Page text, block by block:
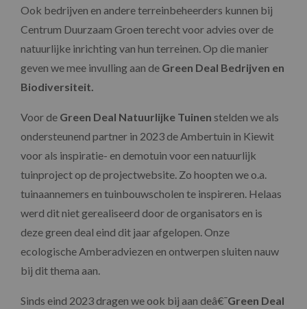
Ook bedrijven en andere terreinbeheerders kunnen bij
Centrum Duurzaam Groen terecht voor advies over de
natuurlijke inrichting van hun terreinen. Op die manier
geven we mee invulling aan de Green Deal Bedrijven en
Biodiversiteit.
Voor de Green Deal Natuurlijke Tuinen stelden we als
ondersteunend partner in 2023 de Ambertuin in Kiewit
voor als inspiratie- en demotuin voor een natuurlijk
tuinproject op de projectwebsite. Zo hoopten we o.a.
tuinaannemers en tuinbouwscholen te inspireren. Helaas
werd dit niet gerealiseerd door de organisators en is
deze green deal eind dit jaar afgelopen. Onze
ecologische Amberadviezen en ontwerpen sluiten nauw
bij dit thema aan.
Sinds eind 2023 dragen we ook bij aan deâ€¯Green Deal